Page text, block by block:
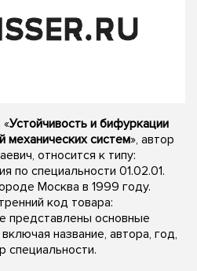
«Устойчивость и бифуркации
механических систем», автор
относится к типу:
по специальности 01.02.01.
Москва в 1999 году.
код товара:
представлены основные
название, автора, год,
специальности.